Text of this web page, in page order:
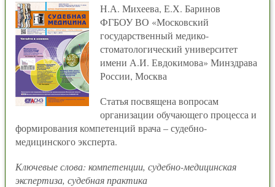
Н.А. Михеева, Е.Х. Баринов
ФГБОУ ВО «Московский
государственный медико-
стоматологический университет
имени А.И. Евдокимова» Минздрава
России, Москва
Статья посвящена вопросам
организации обучающего процесса и
формирования компетенций врача – судебно-
медицинского эксперта.
Ключевые слова: компетенции, судебно-медицинская
экспертиза, судебная практика